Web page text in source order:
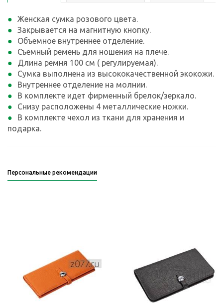
Женская сумка розового цвета.
Закрывается на магнитную кнопку.
Объемное внутреннее отделение.
Съемный ремень для ношения на плече.
Длина ремня 100 см ( регулируемая).
Сумка выполнена из высококачественной экокожи.
Внутреннее отделение на молнии.
В комплекте идет фирменный брелок/зеркало.
Снизу расположены 4 металлические ножки.
В комплекте чехол из ткани для хранения и
подарка.
Персональные рекомендации